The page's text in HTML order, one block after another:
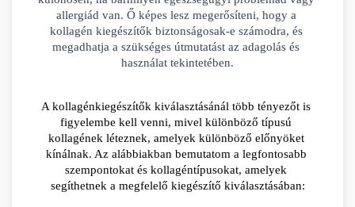
allergiád van. Ő képes lesz megerősíteni, hogy a
kollagén kiegészítők biztonságosak-e számodra, és
megadhatja a szükséges útmutatást az adagolás és
használat tekintetében.
A kollagénkiegészítők kiválasztásánál több tényezőt is
figyelembe kell venni, mivel különböző típusú
kollagének léteznek, amelyek különböző előnyöket
kínálnak. Az alábbiakban bemutatom a legfontosabb
szempontokat és kollagéntípusokat, amelyek
segíthetnek a megfelelő kiegészítő kiválasztásában: